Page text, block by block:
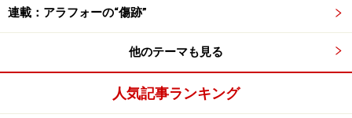
ミツエさん（51歳）は照れながらそう言った。彼は、彼
女の娘の高校時代の後輩だという。昔は家に遊びに来た
連載：アラフォーの“傷跡”
他のテーマも見る
人気記事ランキング